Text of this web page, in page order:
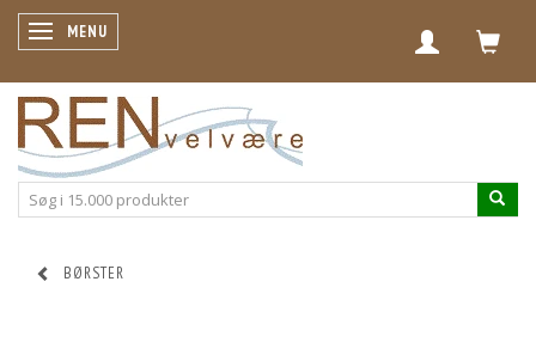
SKIFTE NAVIGATION
MENU
BØRSTER